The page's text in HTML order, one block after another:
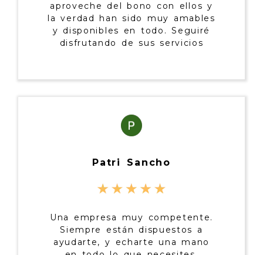
aproveche del bono con ellos y
la verdad han sido muy amables
y disponibles en todo. Seguiré
disfrutando de sus servicios
Patri Sancho
Una empresa muy competente.
Siempre están dispuestos a
ayudarte, y echarte una mano